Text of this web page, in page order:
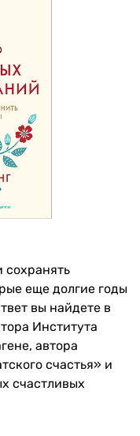
сохранять
еще долгие годы
вы найдете в
Института
автора
счастья» и
счастливых